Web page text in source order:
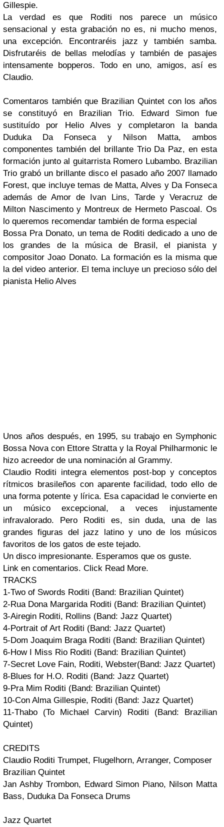
Gillespie.
La verdad es que Roditi nos parece un músico
sensacional y esta grabación no es, ni mucho menos,
una excepción. Encontraréis jazz y también samba.
Disfrutaréis de bellas melodías y también de pasajes
intensamente bopperos. Todo en uno, amigos, así es
Claudio.
Comentaros también que Brazilian Quintetcon los años
se constituyó en Brazilian Trio. Edward Simon fue
sustituído por Helio Alves y completaron la banda
Duduka Da Fonsecay Nilson Matta, ambos
componentes también del brillante Trio Da Paz, en esta
formación junto al guitarrista Romero Lubambo. Brazilian
Trio grabó un brillante disco el pasado año 2007 llamado
Forest, que incluye temas deMatta, Alves y Da Fonseca
además deAmor de Ivan Lins, Tardey Veracruz de
Milton Nascimentoy Montreux de Hermeto Pascoal. Os
lo queremos recomendar también de forma especial
Bossa Pra Donato, un tema de Roditi dedicado a uno de
los grandes de la música de Brasil, el pianista y
compositor Joao Donato. La formación es la misma que
la del video anterior. El tema incluye un precioso sólo del
pianista Helio Alves
Unos años después, en 1995, su trabajo en Symphonic
Bossa Novacon Ettore Strattay la Royal Philharmonic le
hizo acreedor de una nominación al Grammy.
Claudio Roditi integra elementos post-bop y conceptos
rítmicos brasileños con aparente facilidad, todo ello de
una forma potente y lírica. Esa capacidad le convierte en
un músico excepcional, a veces injustamente
infravalorado. Pero Roditi es, sin duda, una de las
grandes figuras del jazz latinoy uno de los músicos
favoritos de los gatos de este tejado.
Un disco impresionante. Esperamos que os guste.
Link en comentarios. Click Read More.
TRACKS
1-Two of Swords Roditi (Band: Brazilian Quintet)
2-Rua Dona MargaridaRoditi (Band: Brazilian Quintet)
3-Airegin Roditi, Rollins (Band: Jazz Quartet)
4-Portrait of Art Roditi (Band: Jazz Quartet)
5-Dom Joaquim BragaRoditi (Band: Brazilian Quintet)
6-How I Miss Rio Roditi (Band: Brazilian Quintet)
7-Secret Love Fain, Roditi, Webster(Band: Jazz Quartet)
8-Blues for H.O. Roditi (Band: Jazz Quartet)
9-Pra Mim Roditi (Band: Brazilian Quintet)
10-Con Alma Gillespie, Roditi (Band: Jazz Quartet)
11-Thabo (To Michael Carvin) Roditi (Band: Brazilian
Quintet)
CREDITS
Claudio Roditi Trumpet, Flugelhorn, Arranger, Composer
Brazilian Quintet
Jan Ashby Trombon, Edward Simon Piano, Nilson Matta
Bass, Duduka Da Fonseca Drums
Jazz Quartet